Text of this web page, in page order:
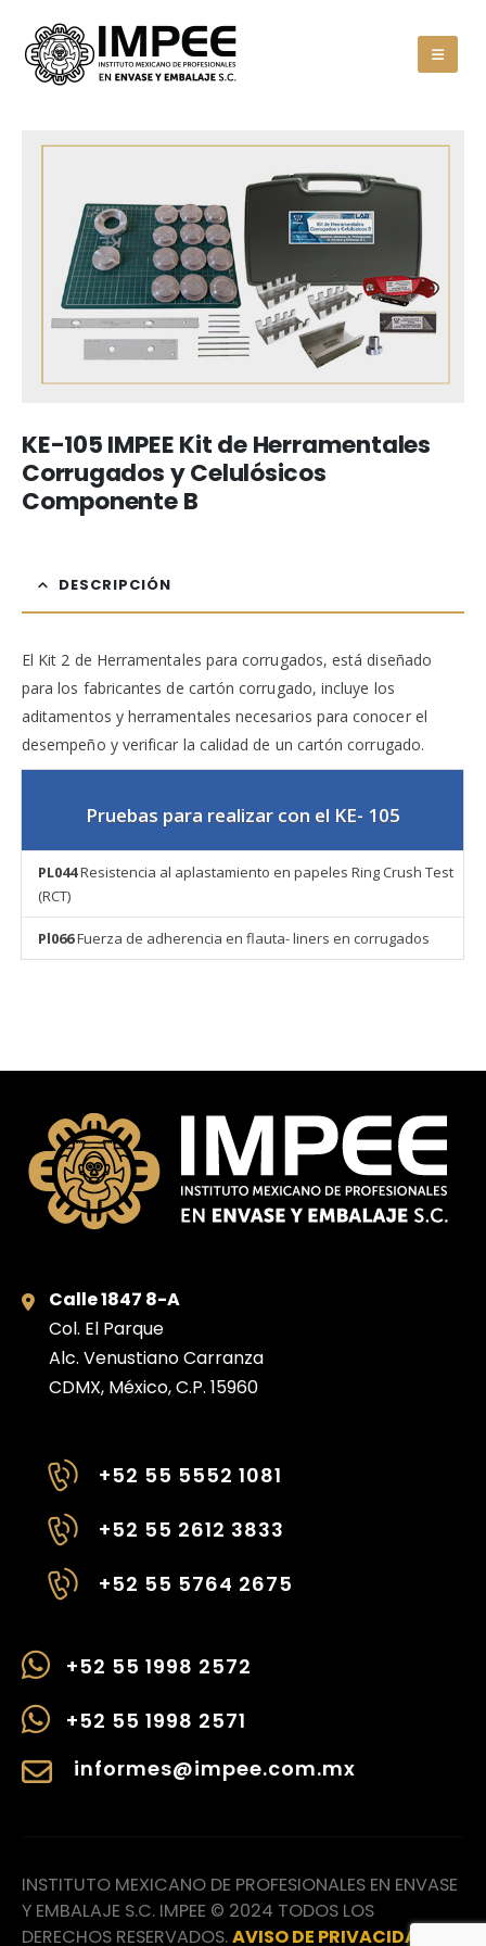
KE-105 IMPEE Kit de Herramentales
Corrugados y Celulósicos
Componente B
DESCRIPCIÓN
El Kit 2 de Herramentales para corrugados, está diseñado
para los fabricantes de cartón corrugado, incluye los
aditamentos y herramentales necesarios para conocer el
desempeño y verificar la calidad de un cartón corrugado.
Pruebas para realizar con el KE- 105
PL044Resistencia al aplastamiento en papeles Ring Crush Test
(RCT)
Pl066Fuerza de adherencia en flauta- liners en corrugados
Calle 1847 8-A
Col. El Parque
Alc. Venustiano Carranza
CDMX, México, C.P. 15960
+52 55 5552 1081
+52 55 2612 3833
+52 55 5764 2675
+52 55 1998 2572
+52 55 1998 2571
informes@impee.com.mx
INSTITUTO MEXICANO DE PROFESIONALES EN ENVASE
Y EMBALAJE S.C. IMPEE © 2024 TODOS LOS
DERECHOS RESERVADOS.AVISO DE PRIVACIDAD